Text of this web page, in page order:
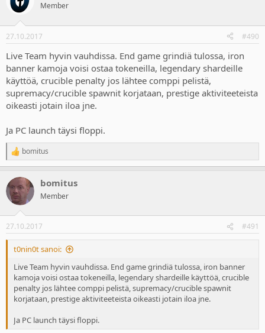
Member
27.10.2017 #490
Live Team hyvin vauhdissa. End game grindiä tulossa, iron
banner kamoja voisi ostaa tokeneilla, legendary shardeille
käyttöä, crucible penalty jos lähtee comppi pelistä,
supremacy/crucible spawnit korjataan, prestige aktiviteeteista
oikeasti jotain iloa jne.
Ja PC launch täysi floppi.
R
e
c
t
i
s
:
bomitus
bomitus
Member
27.10.2017 #491
t0nin0t sanoi:
Live Team hyvin vauhdissa. End game grindiä tulossa, iron banner
kamoja voisi ostaa tokeneilla, legendary shardeille käyttöä, crucible
penalty jos lähtee comppi pelistä, supremacy/crucible spawnit
korjataan, prestige aktiviteeteista oikeasti jotain iloa jne.
Ja PC launch täysi floppi.